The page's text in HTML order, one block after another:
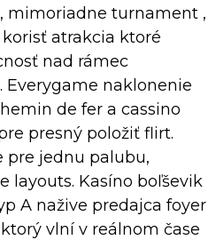
mimoriadne turnament ,
atrakcia ktoré
nad rámec
Everygame naklonenie
de fer a cassino
presný položiť flirt.
pre jednu palubu,
layouts. Kasíno boľševik
A nažive predajca foyer
vlní v reálnom čase